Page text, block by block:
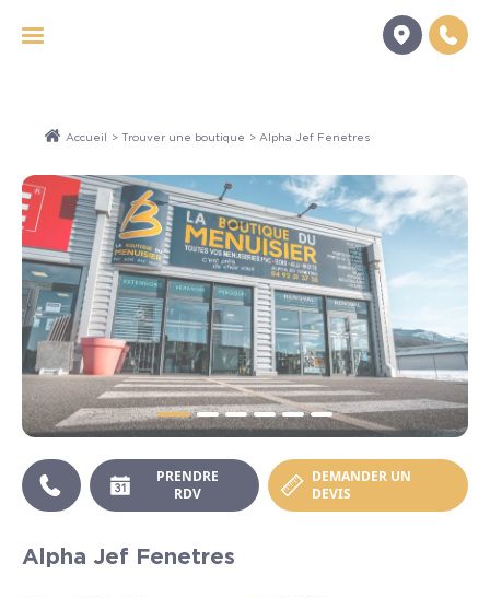
Accueil > Trouver une boutique > Alpha Jef Fenetres
Alpha Jef Fenetres
PRENDRE
RDV
DEMANDER UN
DEVIS